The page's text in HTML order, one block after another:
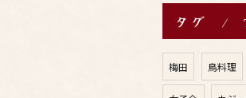
タグ
梅田 鳥料理